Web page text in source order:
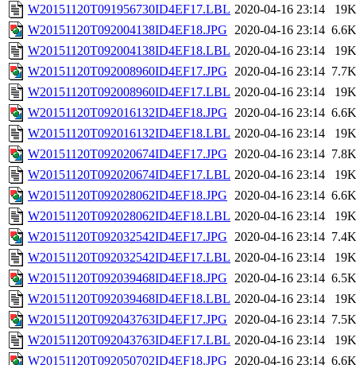
W20151120T091956730ID4EF17.LBL 2020-04-16 23:14
19K
W20151120T092004138ID4EF18.JPG 2020-04-16 23:14 6.6K
W20151120T092004138ID4EF18.LBL 2020-04-16 23:14
19K
W20151120T092008960ID4EF17.JPG 2020-04-16 23:14 7.7K
W20151120T092008960ID4EF17.LBL 2020-04-16 23:14
19K
W20151120T092016132ID4EF18.JPG 2020-04-16 23:14 6.6K
W20151120T092016132ID4EF18.LBL 2020-04-16 23:14
19K
W20151120T092020674ID4EF17.JPG 2020-04-16 23:14 7.8K
W20151120T092020674ID4EF17.LBL 2020-04-16 23:14
19K
W20151120T092028062ID4EF18.JPG 2020-04-16 23:14 6.6K
W20151120T092028062ID4EF18.LBL 2020-04-16 23:14
19K
W20151120T092032542ID4EF17.JPG 2020-04-16 23:14 7.4K
W20151120T092032542ID4EF17.LBL 2020-04-16 23:14
19K
W20151120T092039468ID4EF18.JPG 2020-04-16 23:14 6.5K
W20151120T092039468ID4EF18.LBL 2020-04-16 23:14
19K
W20151120T092043763ID4EF17.JPG 2020-04-16 23:14 7.5K
W20151120T092043763ID4EF17.LBL 2020-04-16 23:14
19K
W20151120T092050702ID4EF18.JPG 2020-04-16 23:14 6.6K